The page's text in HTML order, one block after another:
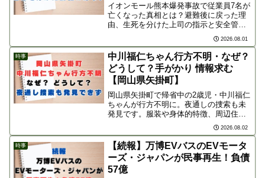
イオンモール熊本爆発事故で従業員7名が
亡くなった真相とは？避難後に戻った理
由、生死を分けた上司の指示と安全管理
の差、遺族が告発する企業の隠蔽体質ま
で、災害時に人命を守るための教訓を詳
しく解説します。
2026.08.01
時事
中川福仁ちゃん行方不明・なぜ？
どうして？手がかり 情報求む
【岡山県矢掛町】
岡山県矢掛町で帰省中の2歳児・中川福仁
ちゃんが行方不明に。夜通しの捜索も未
発見です。服装や身体的特徴、周辺住民
へのお願い、情報提供先（井原警察署）
を掲載。一刻も早い保護のため情報共有
をお願いします。
2026.08.02
時事
【続報】万博EVバスのEVモータ
ーズ・ジャパンが民事再生！負債
57億